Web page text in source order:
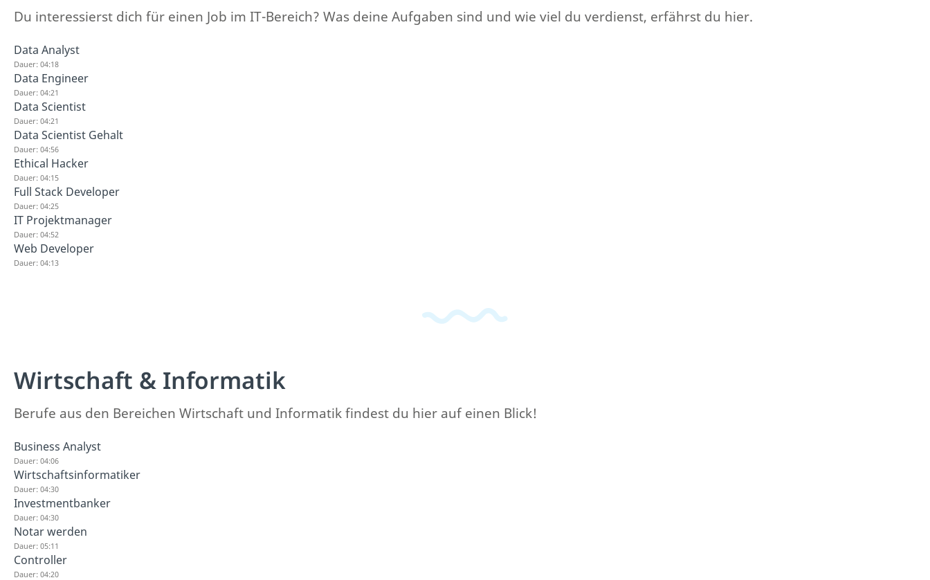
Du interessierst dich für einen Job im IT-Bereich? Was deine Aufgaben sind und wie viel du verdienst, erfährst du hier.
Data Analyst
Dauer: 04:18
Data Engineer
Dauer: 04:21
Data Scientist
Dauer: 04:21
Data Scientist Gehalt
Dauer: 04:56
Ethical Hacker
Dauer: 04:15
Full Stack Developer
Dauer: 04:25
IT Projektmanager
Dauer: 04:52
Web Developer
Dauer: 04:13
Wirtschaft & Informatik
Berufe aus den Bereichen Wirtschaft und Informatik findest du hier auf einen Blick!
Business Analyst
Dauer: 04:06
Wirtschaftsinformatiker
Dauer: 04:30
Investmentbanker
Dauer: 04:30
Notar werden
Dauer: 05:11
Controller
Dauer: 04:20